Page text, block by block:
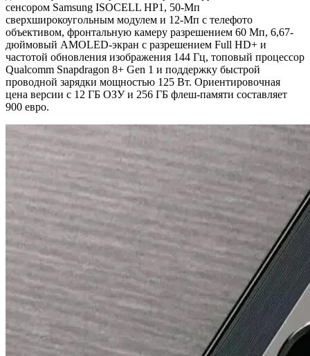
сенсором Samsung ISOCELL HP1, 50-Мп
сверхширокоугольным модулем и 12-Мп с телефото
объективом, фронтальную камеру разрешением 60 Мп, 6,67-
дюймовый AMOLED-экран с разрешением Full HD+ и
частотой обновления изображения 144 Гц, топовый процессор
Qualcomm Snapdragon 8+ Gen 1 и поддержку быстрой
проводной зарядки мощностью 125 Вт. Ориентировочная
цена версии с 12 ГБ ОЗУ и 256 ГБ флеш-памяти составляет
900 евро.